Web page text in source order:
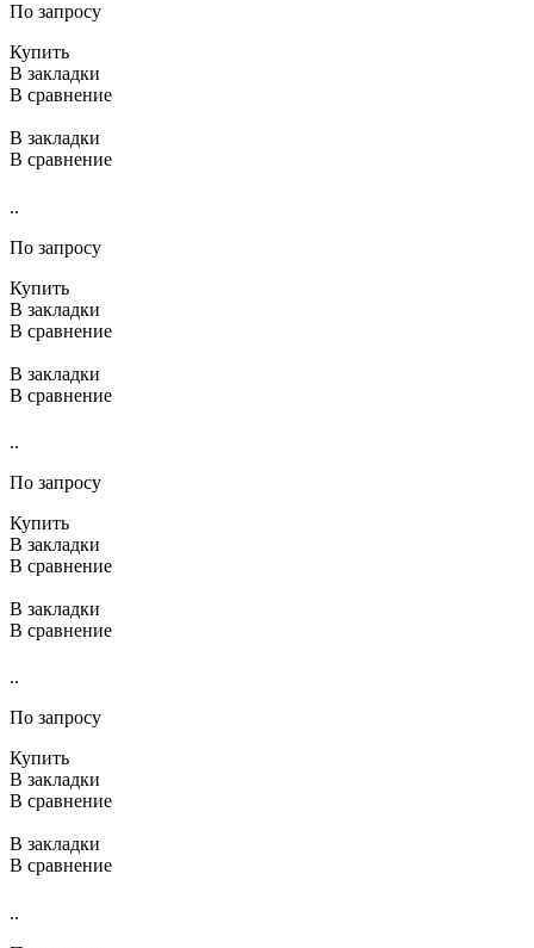
По запросу
Купить
В закладки
В сравнение
В закладки
В сравнение
..
По запросу
Купить
В закладки
В сравнение
В закладки
В сравнение
..
По запросу
Купить
В закладки
В сравнение
В закладки
В сравнение
..
По запросу
Купить
В закладки
В сравнение
В закладки
В сравнение
..